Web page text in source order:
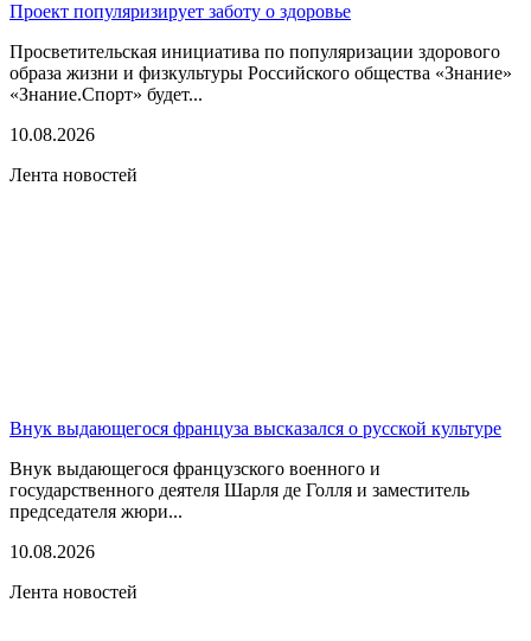
Проект популяризирует заботу о здоровье
Просветительская инициатива по популяризации здорового
образа жизни и физкультуры Российского общества «Знание»
«Знание.Спорт» будет...
10.08.2026
Лента новостей
Внук выдающегося француза высказался о русской культуре
Внук выдающегося французского военного и
государственного деятеля Шарля де Голля и заместитель
председателя жюри...
10.08.2026
Лента новостей